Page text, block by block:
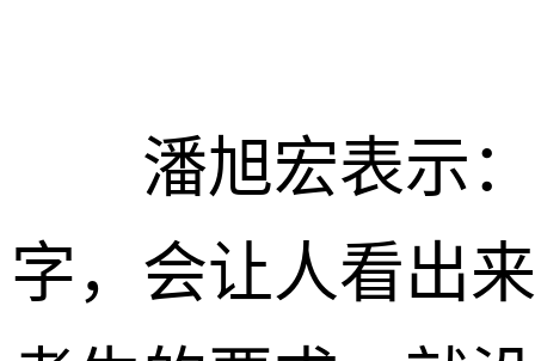
潘旭宏表示：
字，会让人看出